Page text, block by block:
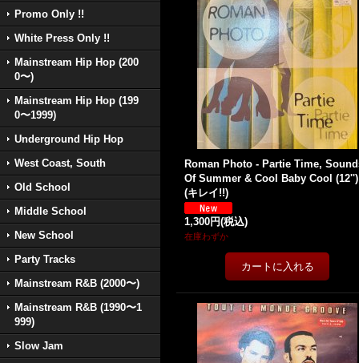
Promo Only !!
White Press Only !!
Mainstream Hip Hop (200
0〜)
Mainstream Hip Hop (199
0〜1999)
Underground Hip Hop
West Coast, South
Old School
Middle School
New School
Party Tracks
Mainstream R&B (2000〜)
Mainstream R&B (1990〜1
999)
Slow Jam
Roman Photo - Partie Time,
Of Summer & Cool Baby Cool (12'')
(キレイ!!)
1,300円(税込)
在庫わずか